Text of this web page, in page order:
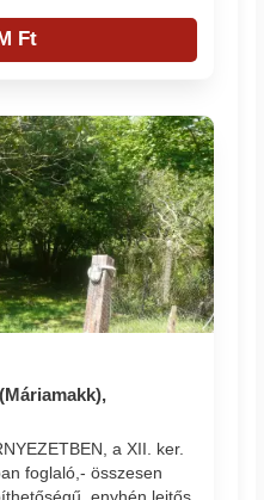
Ft
a XII. ker.
foglaló,- összesen